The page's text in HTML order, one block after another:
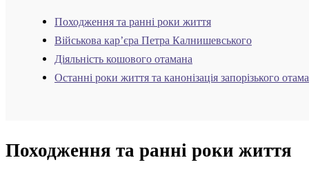
Походження та ранні роки життя
Військова кар’єра Петра Калнишевського
Діяльність кошового отамана
Останні роки життя та канонізація запорізького
Походження та ранні роки життя